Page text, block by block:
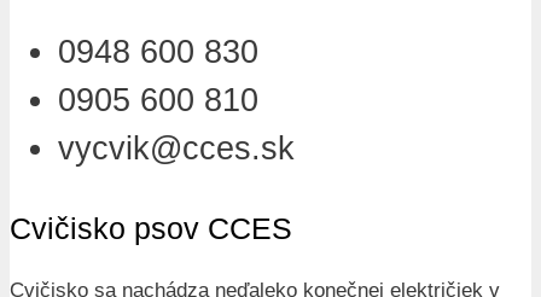
0948 600 830
0905 600 810
vycvik@cces.sk
Cvičisko psov CCES
Cvičisko sa nachádza neďaleko konečnej električiek v